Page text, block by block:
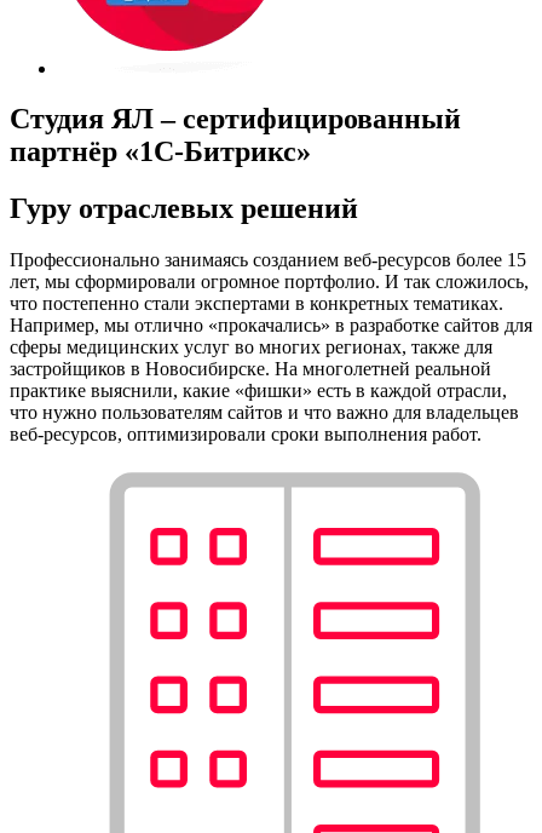
Студия ЯЛ – сертифицированный
партнёр «1С-Битрикс»
Гуру отраслевых решений
Профессионально занимаясь созданием веб-ресурсов более 15
лет, мы сформировали огромное портфолио. И так сложилось,
что постепенно стали экспертами в конкретных тематиках.
Например, мы отлично «прокачались» в разработке сайтов для
сферы медицинских услуг во многих регионах, также для
застройщиков в Новосибирске. На многолетней реальной
практике выяснили, какие «фишки» есть в каждой отрасли,
что нужно пользователям сайтов и что важно для владельцев
веб-ресурсов, оптимизировали сроки выполнения работ.